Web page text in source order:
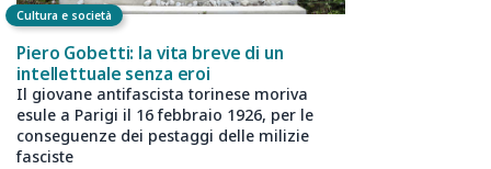
Cultura e società
Piero Gobetti: la vita breve di un
intellettuale senza eroi
Il giovane antifascista torinese moriva
esule a Parigi il 16 febbraio 1926, per le
conseguenze dei pestaggi delle milizie
fasciste